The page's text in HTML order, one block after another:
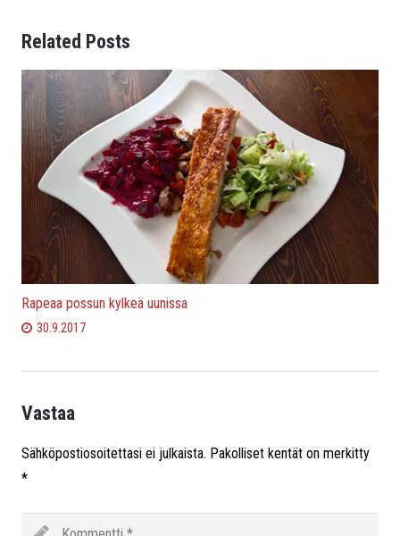
Related Posts
Rapeaa possun kylkeä uunissa
30.9.2017
Vastaa
Sähköpostiosoitettasi ei julkaista. Pakolliset kentät on merkitty
*